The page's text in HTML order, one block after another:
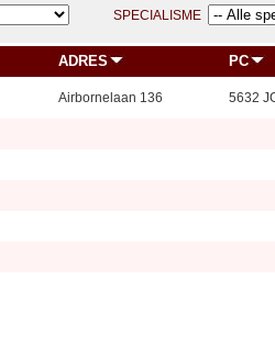
SPECIALISME
ADRES PC
Airbornelaan 136 5632